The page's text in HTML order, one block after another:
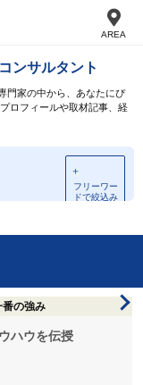
AREA
ンサルタント
門家の中から、あなたにぴ
ロフィールや取材記事、経
＋
フリーワー
ドで絞込み
番の強み
ハウを伝授